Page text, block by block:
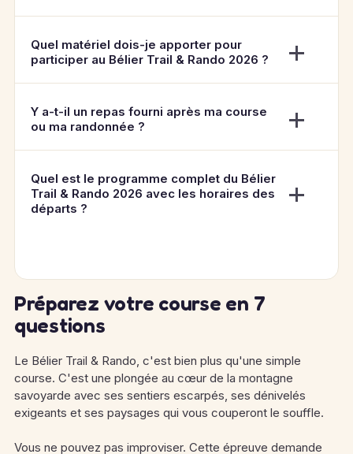
Quel matériel dois-je apporter pour
participer au Bélier Trail & Rando 2026 ?
Y a-t-il un repas fourni après ma course
ou ma randonnée ?
Quel est le programme complet du Bélier
Trail & Rando 2026 avec les horaires des
départs ?
Préparez votre course en 7
questions
Le Bélier Trail & Rando, c'est bien plus qu'une simple
course. C'est une plongée au cœur de la montagne
savoyarde avec ses sentiers escarpés, ses dénivelés
exigeants et ses paysages qui vous couperont le souffle.
Vous ne pouvez pas improviser. Cette épreuve demande